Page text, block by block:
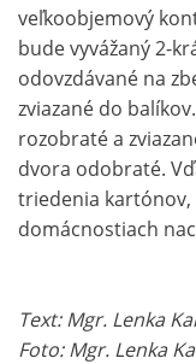
veľkoobjemový
bude vyvážaný 2-
odovzdávané na
zviazané do
rozobraté a
dvora odobraté.
triedenia
domácnostiach
Text: Mgr. Lenka
Foto: Mgr. Lenka